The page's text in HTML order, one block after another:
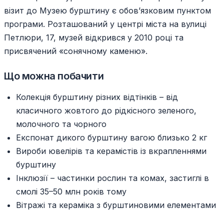
візит до Музею бурштину є обов’язковим пунктом
програми. Розташований у центрі міста на вулиці
Петлюри, 17, музей відкрився у 2010 році та
присвячений «сонячному каменю».
Що можна побачити
Колекція бурштину різних відтінків – від
класичного жовтого до рідкісного зеленого,
молочного та чорного
Експонат дикого бурштину вагою близько 2 кг
Вироби ювелірів та керамістів із вкрапленнями
бурштину
Інклюзії – частинки рослин та комах, застиглі в
смолі 35–50 млн років тому
Вітражі та кераміка з бурштиновими елементами